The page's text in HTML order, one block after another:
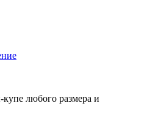
любого размера и